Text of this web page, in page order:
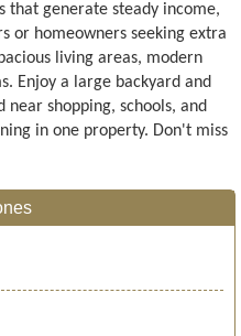
that generate steady income,
or homeowners seeking extra
living areas, modern
Enjoy a large backyard and
shopping, schools, and
in one property. Don't miss